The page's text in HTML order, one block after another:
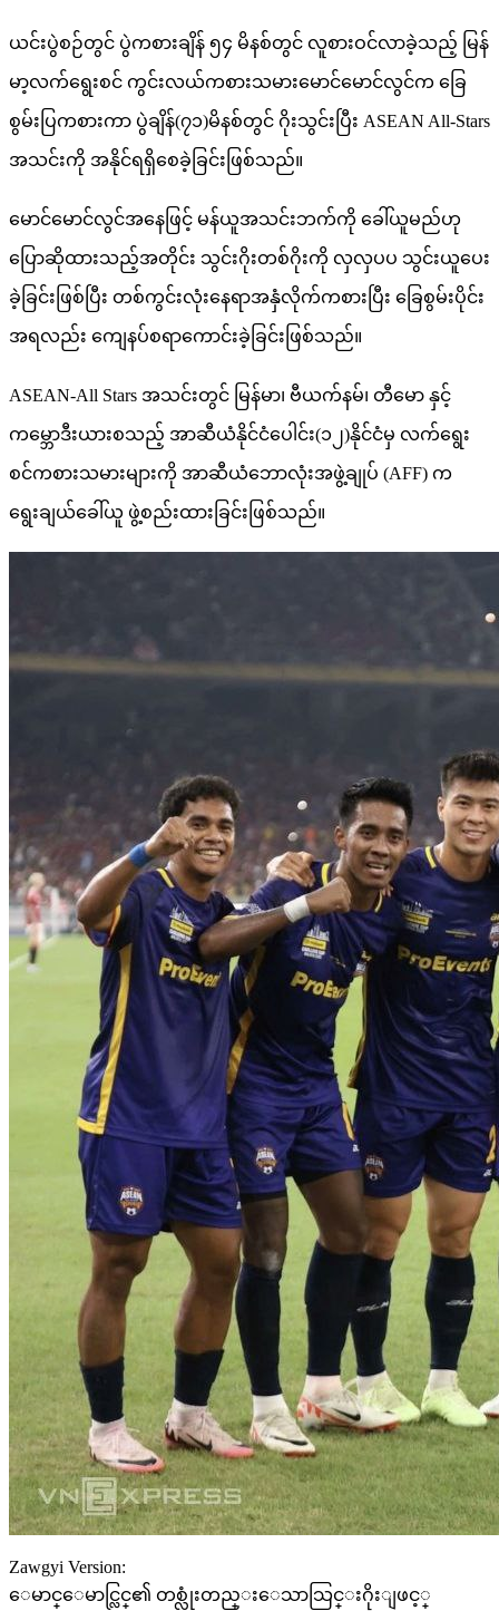
ယင်းပွဲစဉ်တွင် ပွဲကစားချိန် ၅၄ မိနစ်တွင် လူစားဝင်လာခဲ့သည့် မြန်
မာ့လက်ရွေးစင် ကွင်းလယ်ကစားသမားမောင်မောင်လွင်က ခြေ
စွမ်းပြကစားကာ ပွဲချိန်(၇၁)မိနစ်တွင် ဂိုးသွင်းပြီး ASEAN All-Stars
အသင်းကို အနိုင်ရရှိစေခဲ့ခြင်းဖြစ်သည်။
မောင်မောင်လွင်အနေဖြင့် မန်ယူအသင်းဘက်ကို ခေါ်ယူမည်ဟု
ပြောဆိုထားသည့်အတိုင်း သွင်းဂိုးတစ်ဂိုးကို လှလှပပ သွင်းယူပေး
ခဲ့ခြင်းဖြစ်ပြီး တစ်ကွင်းလုံးနေရာအနှံလိုက်ကစားပြီး ခြေစွမ်းပိုင်း
အရလည်း ကျေနပ်စရာကောင်းခဲ့ခြင်းဖြစ်သည်။
ASEAN-All Stars အသင်းတွင် မြန်မာ၊ ဗီယက်နမ်၊ တီမော နှင့်
ကမ္ဘောဒီးယားစသည့် အာဆီယံနိုင်ငံပေါင်း(၁၂)နိုင်ငံမှ လက်‌ရွေး
စင်ကစားသမားများကို အာဆီယံဘောလုံးအဖွဲ့ချုပ် (AFF) က
ရွေးချယ်ခေါ်ယူ ဖွဲ့စည်းထားခြင်းဖြစ်သည်။
Zawgyi Version:
ေမာင္ေမာင္လြင္၏ တစ္လုံးတည္းေသာသြင္းဂိုးျဖင့္